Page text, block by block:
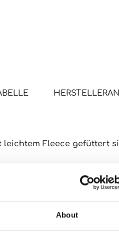
About
leichtem Fleece gefüttert
Lauflernschuhe
bleiben angezogen!